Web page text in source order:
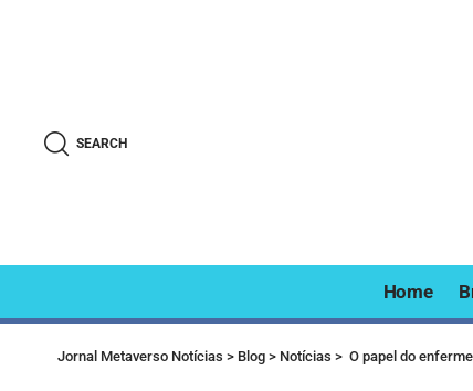
SEARCH
Home
Jornal Metaverso Notícias > Blog > Notícias > O papel do